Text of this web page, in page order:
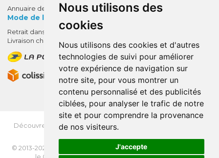
Nous utilisons des
cookies
Nous utilisons des cookies et d'autres
technologies de suivi pour améliorer
votre expérience de navigation sur
notre site, pour vous montrer un
contenu personnalisé et des publicités
ciblées, pour analyser le trafic de notre
site et pour comprendre la provenance
de nos visiteurs.
J'accepte
Annuaire des pharmacies
Mode de livraison
Retrait dans la pharmacie
Livraison chez vous
Découvrez OrdoFlash.fr (MonOrdo.fr)
© 2013-2026
- Tous droits réservés - Page mise à jour
SUR VOTRE 1ÈRE COMMANDE*
AVEC LE CODE
BIENVENUE10
* sans minimum d'achat , hors
médicaments et produits en offre,
utilisez le code au moment de la
validation du panier afin que la